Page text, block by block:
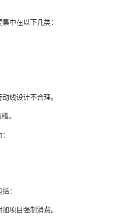
中在以下几类：
线设计不合理。
。
：
项目强制消费。